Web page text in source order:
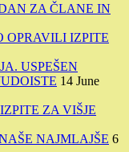
ZA ČLANE IN
OPRAVILI IZPITE
USPEŠEN
14 June
ZA VIŠJE
NAJMLAJŠE 6